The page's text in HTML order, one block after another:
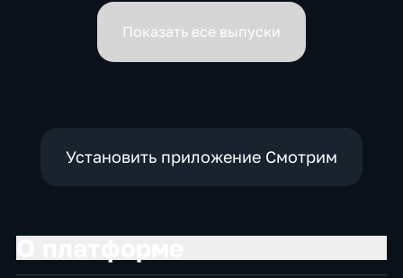
вице-премьеров
Показать все выпуски
Установить приложение Смотрим